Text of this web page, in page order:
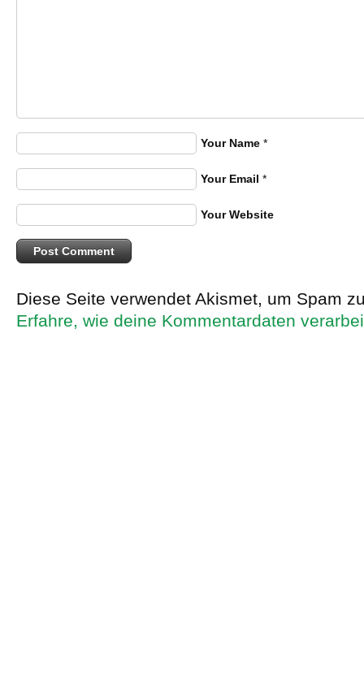
Your Name *
Your Email *
Your Website
Diese Seite verwendet Akismet, um Spam
Erfahre, wie deine Kommentardaten